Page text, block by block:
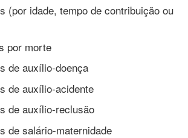
(por idade, tempo de contribuição ou
por morte
de auxílio-doença
de auxílio-acidente
de auxílio-reclusão
de salário-maternidade